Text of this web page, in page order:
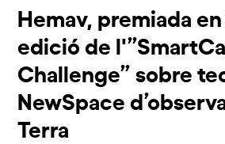
Hemav, premiada en
edició de
Challenge” sobre
NewSpace
Terra